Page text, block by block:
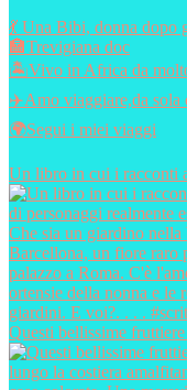
💃 Una Bibi, donna dopo
🏣Trevigiana doc
🏝️Vivo in Africa da
✈️Amo viaggiare,da sola
🌍Segui i miei viaggi
Un libro in cui i racconti
Questi bellissime